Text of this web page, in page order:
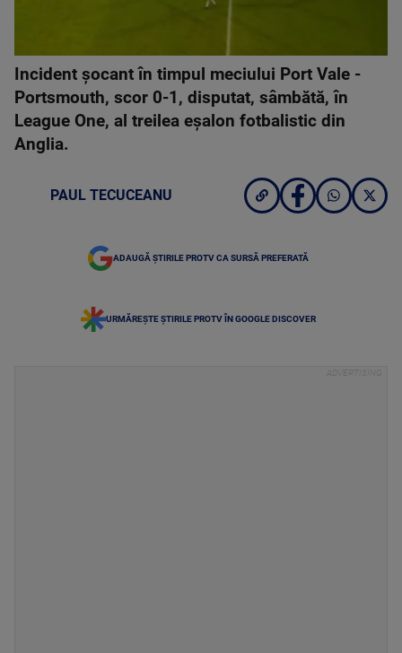
Incident șocant în timpul meciului Port Vale -
Portsmouth, scor 0-1, disputat, sâmbătă, în
League One, al treilea eșalon fotbalistic din
Anglia.
PAUL TECUCEANU
ADAUGĂ ȘTIRILE PROTV CA SURSĂ PREFERATĂ
URMĂREȘTE ȘTIRILE PROTV ÎN GOOGLE DISCOVER